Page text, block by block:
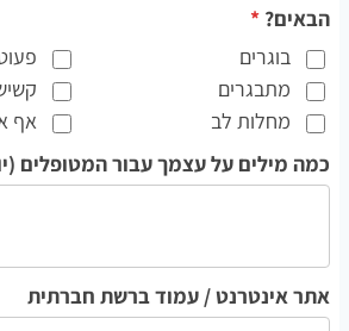
הבאים? *
בוגרים
מתבגרים
מחלות לב
אף
כמה מילים על עצמך עבור המטופלים
אתר אינטרנט / עמוד ברשת חברתית